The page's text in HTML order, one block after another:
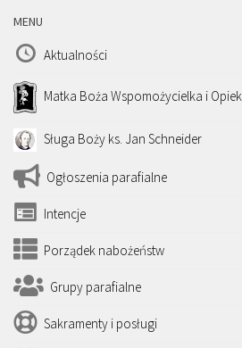
MENU
Aktualności
Matka Boża Wspomożycielka i
Sługa Boży ks. Jan Schneider
Ogłoszenia parafialne
Intencje
Porządek nabożeństw
Grupy parafialne
Sakramenty i posługi